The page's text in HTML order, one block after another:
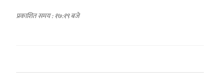
प्रकाशित समय : १७:१९ बजे